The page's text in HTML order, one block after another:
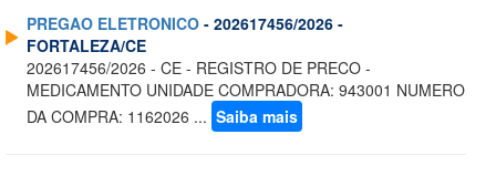
PREGAO ELETRONICO - 202617456/2026 -
FORTALEZA/CE
202617456/2026 - CE - REGISTRO DE PRECO -
MEDICAMENTO UNIDADE COMPRADORA: 943001 NUMERO
DA COMPRA: 1162026 ... Saiba mais